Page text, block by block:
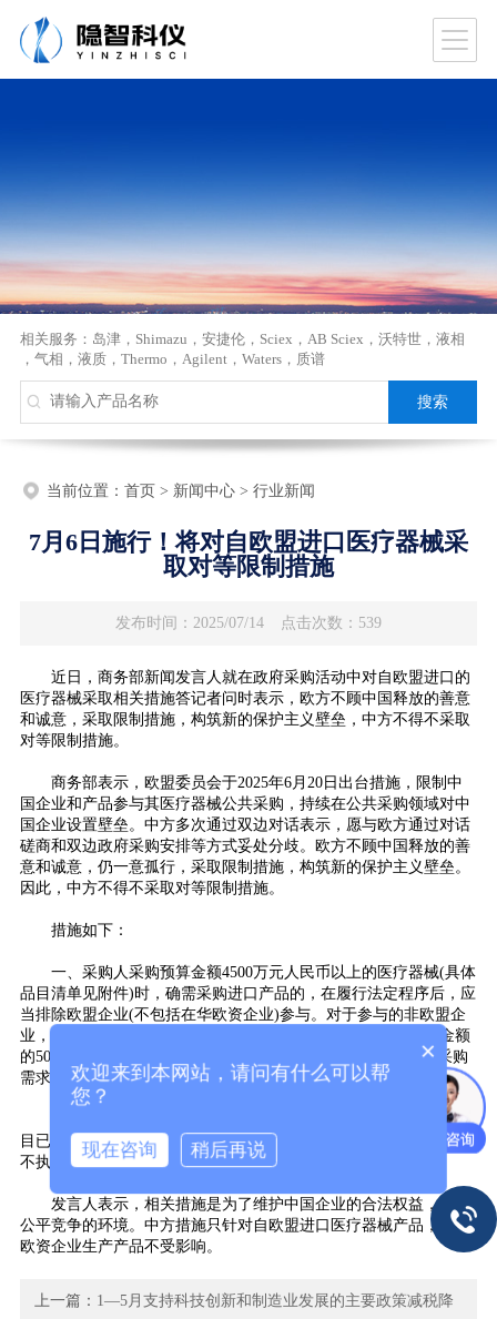
相关服务： 岛津， Shimazu ， 安捷伦， Sciex ， AB Sciex ， 沃特世， 液相
， 气相 ， 液质， Thermo ， Agilent ， Waters， 质谱
当前位置： 首页> 新闻中心> 行业新闻
7月6日施行！将对自欧盟进口医疗器械采
取对等限制措施
发布时间：2025/07/14 点击次数：539
近日，商务部新闻发言人就在政府采购活动中对自欧盟进口的
医疗器械采取相关措施答记者问时表示，欧方不顾中国释放的善意
和诚意，采取限制措施，构筑新的保护主义壁垒，中方不得不采取
对等限制措施。
商务部表示，欧盟委员会于2025年6月20日出台措施，限制中
国企业和产品参与其医疗器械公共采购，持续在公共采购领域对中
国企业设置壁垒。中方多次通过双边对话表示，愿与欧方通过对话
磋商和双边政府采购安排等方式妥处分歧。欧方不顾中国释放的善
意和诚意，仍一意孤行，采取限制措施，构筑新的保护主义壁垒。
因此，中方不得不采取对等限制措施。
措施如下：
一、采购人采购预算金额4500万元人民币以上的医疗器械(具体
品目清单见附件)时，确需采购进口产品的，在履行法定程序后，应
当排除欧盟企业(不包括在华欧资企业)参与。对于参与的非欧盟企
业，其提供的自欧盟进口的医疗器械占比不得超过项目合同总金额
的50%。上述措施不适用于仅自欧盟进口的医疗器械能够满足采购
需求的采购项目。
二、2025年7月6日起施行。施行之日前，涉上述措施的采购项
目已经发布中标、成交结果公告的，可以继续签订政府采购合同，
不执行本通知规定的措施。
发言人表示，相关措施是为了维护中国企业的合法权益，维护
公平竞争的环境。中方措施只针对自欧盟进口医疗器械产品，在华
欧资企业生产产品不受影响。
上一篇： 1—5月支持科技创新和制造业发展的主要政策减税降
×
欢迎来到本网站，请问有什么可以帮
您？
现在咨询 稍后再说